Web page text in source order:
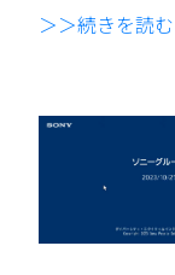
＞＞続きを読む